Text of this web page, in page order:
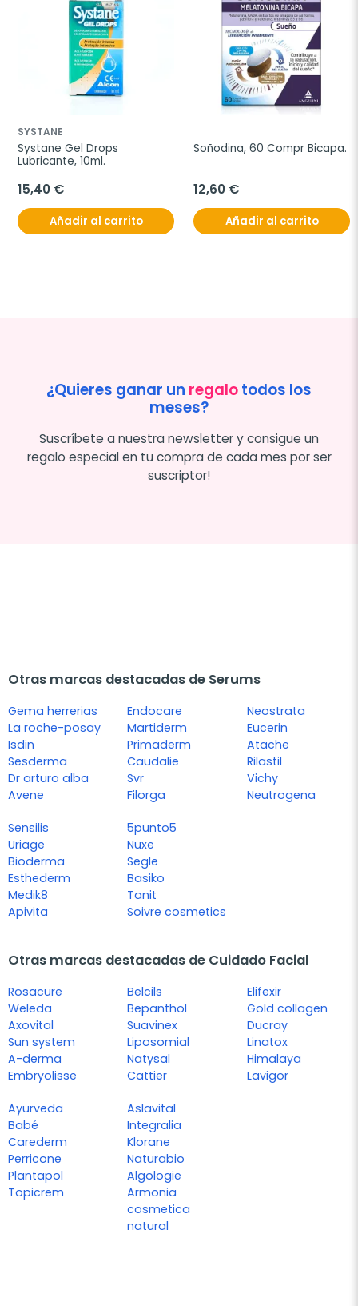
SYSTANE
Systane Gel Drops
Lubricante, 10ml.
15,40 €
Añadir al carrito
Soñodina, 60 Compr Bicapa.
12,60 €
Añadir al carrito
¿Quieres ganar un regalotodos los
meses?
Suscríbete a nuestra newsletter y consigue un
regalo especial en tu compra de cada mes por ser
suscriptor!
Otras marcas destacadas de Serums
Gema herrerias
La roche-posay
Isdin
Sesderma
Dr arturo alba
Avene
Endocare
Martiderm
Primaderm
Caudalie
Svr
Filorga
Neostrata
Eucerin
Atache
Rilastil
Vichy
Neutrogena
Sensilis
Uriage
Bioderma
Esthederm
Medik8
Apivita
5punto5
Nuxe
Segle
Basiko
Tanit
Soivre cosmetics
Otras marcas destacadas de Cuidado Facial
Rosacure
Weleda
Axovital
Sun system
A-derma
Embryolisse
Belcils
Bepanthol
Suavinex
Liposomial
Natysal
Cattier
Elifexir
Gold collagen
Ducray
Linatox
Himalaya
Lavigor
Ayurveda
Babé
Carederm
Perricone
Plantapol
Topicrem
Aslavital
Integralia
Klorane
Naturabio
Algologie
Armonia
cosmetica
natural